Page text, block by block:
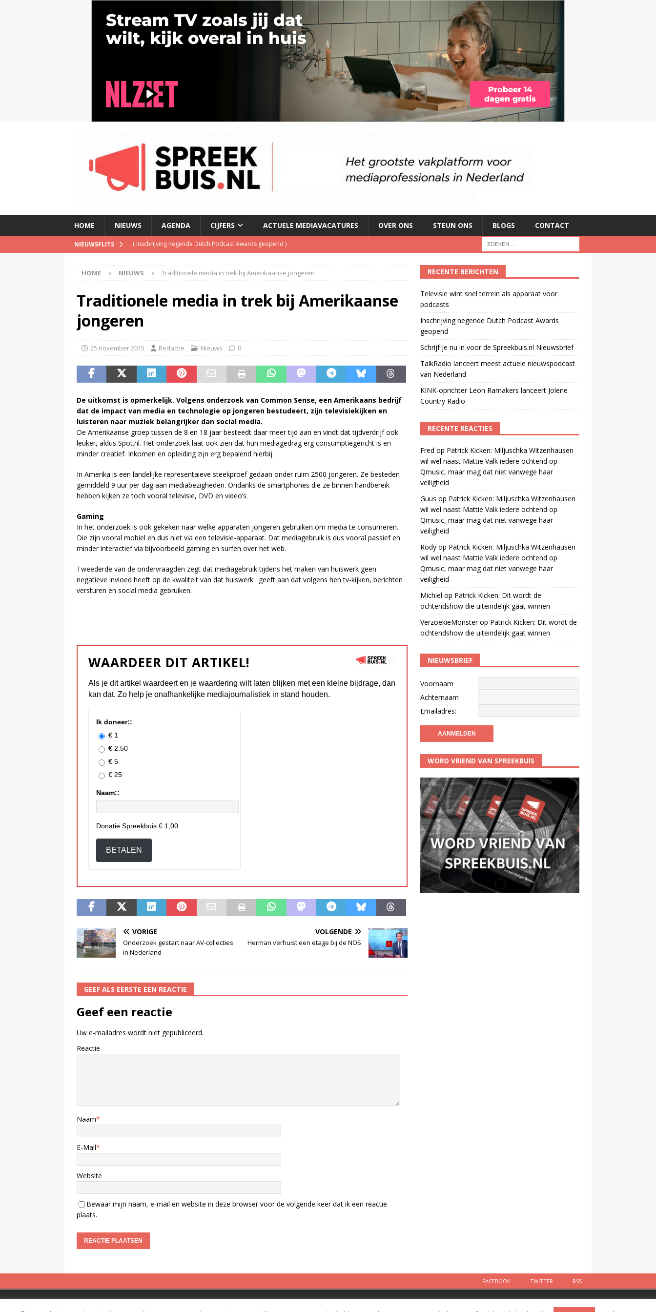
HOME NIEUWS AGENDA CIJFERS ACTUELE MEDIAVACATURES OVER ONS STEUN ONS BLOGS CONTACT
NIEUWSFLITS ( Inschrijving negende Dutch Podcast Awards geopend )
(TalkRadio lanceert meest actuele nieuwspodcast van Nederland
KINK-oprichter Leon Ramakers lanceert Jolene Country Radio)
HOME NIEUWS Traditionele media in trek bij Amerikaanse jongeren
Traditionele media in trek bij Amerikaanse
jongeren
25 november 2015 Redactie Nieuws 0
De uitkomst is opmerkelijk. Volgens onderzoek van Common Sense, een Amerikaans bedrijf
dat de impact van media en technologie op jongeren bestudeert, zijn televisiekijken en
luisteren naar muziek belangrijker dan social media.
De Amerikaanse groep tussen de 8 en 18 jaar besteedt daar meer tijd aan en vindt dat tijdverdrijf ook
leuker, aldus Spot.nl. Het onderzoek laat ook zien dat hun mediagedrag erg consumptiegericht is en
minder creatief. Inkomen en opleiding zijn erg bepalend hierbij.
In Amerika is een landelijke representaieve steekproef gedaan onder ruim 2500 jongeren. Ze besteden
gemiddeld 9 uur per dag aan mediabezigheden. Ondanks de smartphones die ze binnen handbereik
hebben kijken ze toch vooral televisie, DVD en video’s.
Gaming
In het onderzoek is ook gekeken naar welke apparaten jongeren gebruiken om media te consumeren.
Die zijn vooral mobiel en dus niet via een televisie-apparaat. Dat mediagebruik is dus vooral passief en
minder interactief via bijvoorbeeld gaming en surfen over het web.
Tweederde van de ondervraagden zegt dat mediagebruik tijdens het maken van huiswerk geen
negatieve invloed heeft op de kwaliteit van dat huiswerk. geeft aan dat volgens hen tv-kijken, berichten
versturen en social media gebruiken.
WAARDEER DIT ARTIKEL!
Als je dit artikel waardeert en je waardering wilt laten blijken met een kleine bijdrage, dan
kan dat. Zo help je onafhankelijke mediajournalistiek in stand houden.
Ik doneer::
€ 1
€ 2.50
€ 5
€ 25
Naam::
Donatie Spreekbuis € 1,00
BETALEN
VORIGE
Onderzoek gestart naar AV-collecties
in Nederland
VOLGENDE
Herman verhuist een etage bij de NOS
GEEF ALS EERSTE EEN REACTIE
Geef een reactie
Uw e-mailadres wordt niet gepubliceerd.
Reactie
Naam*
E-Mail*
Website
Bewaar mijn naam, e-mail en website in deze browser voor de volgende keer dat ik een reactie
plaats.
RECENTE BERICHTEN
Televisie wint snel terrein als apparaat voor
podcasts
Inschrijving negende Dutch Podcast Awards
geopend
Schrijf je nu in voor de Spreekbuis.nl Nieuwsbrief
TalkRadio lanceert meest actuele nieuwspodcast
van Nederland
KINK-oprichter Leon Ramakers lanceert Jolene
Country Radio
RECENTE REACTIES
Fred op Patrick Kicken: Miljuschka Witzenhausen
wil wel naast Mattie Valk iedere ochtend op
Qmusic, maar mag dat niet vanwege haar
veiligheid
Guus op Patrick Kicken: Miljuschka Witzenhausen
wil wel naast Mattie Valk iedere ochtend op
Qmusic, maar mag dat niet vanwege haar
veiligheid
Rodyop Patrick Kicken: Miljuschka Witzenhausen
wil wel naast Mattie Valk iedere ochtend op
Qmusic, maar mag dat niet vanwege haar
veiligheid
Michiel op Patrick Kicken: Dit wordt de
ochtendshow die uiteindelijk gaat winnen
VerzoekieMonsterop Patrick Kicken: Dit wordt de
ochtendshow die uiteindelijk gaat winnen
NIEUWSBRIEF
Voornaam
Achternaam
Emailadres:
WORD VRIEND VAN SPREEKBUIS
FACEBOOK TWITTER RSS
Twitter RSS